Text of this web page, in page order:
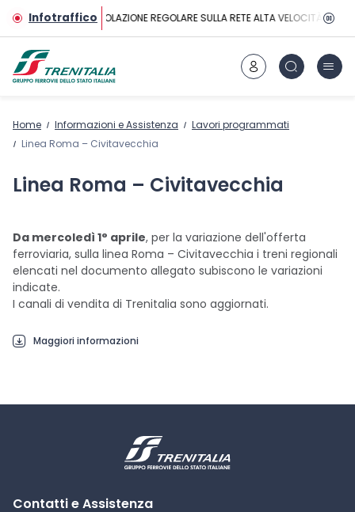
Vai al contenuto principale
InfotrafficoCIRCOLAZIONE REGOLARE SULLA RETE ALTA VELOCITÀ
Home Informazioni e Assistenza
Lavori programmati
Linea Roma – Civitavecchia
Linea Roma – Civitavecchia
Da mercoledì 1° aprile, per la variazione dell'offerta
ferroviaria, sulla linea Roma – Civitavecchia i treni regionali
elencati nel documento allegato subiscono le variazioni
indicate.
I canali di vendita di Trenitalia sono aggiornati.
Maggiori informazioni
Contatti e Assistenza